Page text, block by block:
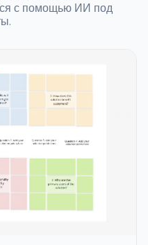
с помощью ИИ под